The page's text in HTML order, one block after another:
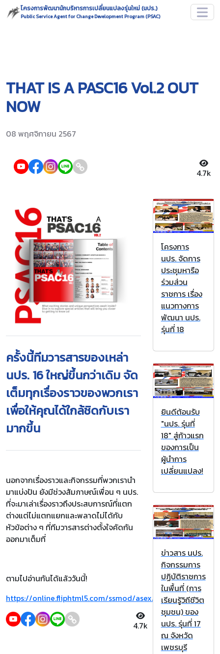
โครงการพัฒนานักบริหารการเปลี่ยนแปลงรุ่นใหม่ (นปร.)
Public Service Agent for Change Development Program (PSAC)
THAT IS A PASC16 Vol.2 OUT
NOW
08 พฤศจิกายน 2567
4.7k
ครั้งนี้ทีมวารสารของเหล่า
นปร. 16 ใหญ่ขึ้นกว่าเดิม จัด
เต็มทุกเรื่องราวของพวกเรา
เพื่อให้คุณได้ใกล้ชิดกับเรา
มากขึ้น
นอกจากเรื่องราวและกิจกรรมที่พวกเรานำ
มาแบ่งปัน ยังมีช่วงสัมภาษณ์เพื่อน ๆ นปร.
ที่จะมาเล่าเรื่องราวถึงประสบการณ์ที่แตก
ต่างแต่ไม่แตกแยกและพลาดไม่ได้กับ
หัวข้อต่าง ๆ ที่ทีมวารสารต่างตั้งใจคัดกัน
ออกมาเต็มที่
ตามไปอ่านกันได้แล้ววันนี้!
https://online.fliphtml5.com/ssmod/asex/
4.7k
โครงการ
นปร. จัดการ
ประชุมหารือ
ร่วมส่วน
ราชการ เรื่อง
แนวทางการ
พัฒนา นปร.
รุ่นที่ 18
ยินดีต้อนรับ
"นปร. รุ่นที่
18" สู่ก้าวแรก
ของการเป็น
ผู้นำการ
เปลี่ยนแปลง!
ข่าวสาร นปร.
กิจกรรมการ
ปฏิบัติราชการ
ในพื้นที่ (การ
เรียนรู้วิถีชีวิต
ชุมชน) ของ
นปร. รุ่นที่ 17
ณ จังหวัด
เพชรบุรี